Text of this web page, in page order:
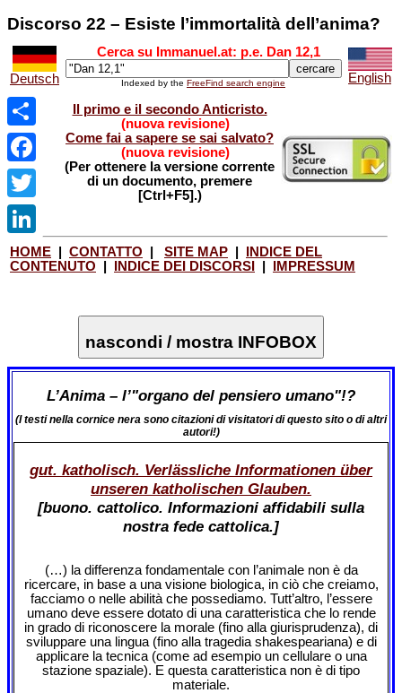
Discorso 22 – Esiste l’immortalità dell’anima?
Deutsch
Cerca su Immanuel.at: p.e. Dan 12,1
Indexed by the FreeFind search engine English
Share
Facebook
Twitter
LinkedIn
Il primo e il secondo Anticristo.
(nuova revisione)
Come fai a sapere se sai salvato?
(nuova revisione)
(Per ottenere la versione corrente
di un documento, premere
[Ctrl+F5].)
HOME CONTATTO SITE MAP
INDICE DEL
CONTENUTO
INDICE DEI DISCORSI IMPRESSUM
nascondi / mostra INFOBOX
L’Anima – l’"organo del pensiero umano"!?
(I testi nella cornice nera sono citazioni di visitatori di questo sito o di altri
autori!)
gut. katholisch. Verlässliche Informationen über
unseren katholischen Glauben.
[buono. cattolico. Informazioni affidabili sulla
nostra fede cattolica.]
(…) la differenza fondamentale con l’animale non è da
ricercare, in base a una visione biologica, in ciò che creiamo,
facciamo o nelle abilità che possediamo. Tutt’altro, l’essere
umano deve essere dotato di una caratteristica che lo rende
in grado di riconoscere la morale (fino alla giurisprudenza), di
sviluppare una lingua (fino alla tragedia shakespeariana) e di
applicare la tecnica (come ad esempio un cellulare o una
stazione spaziale). E questa caratteristica non è di tipo
materiale.